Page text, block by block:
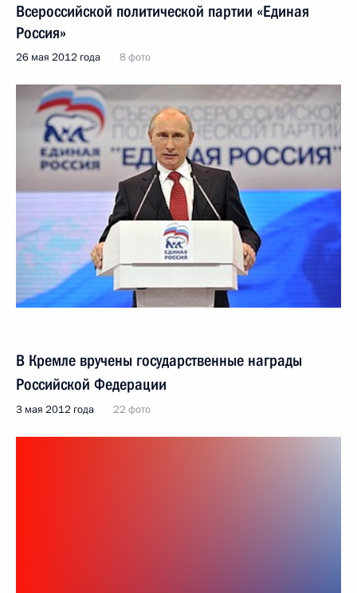
Всероссийской политической партии «Единая
Россия»
26 мая 2012 года 8 фото
В Кремле вручены государственные награды
Российской Федерации
3 мая 2012 года 22 фото